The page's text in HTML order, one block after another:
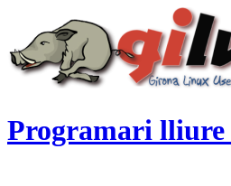
Programari lliure